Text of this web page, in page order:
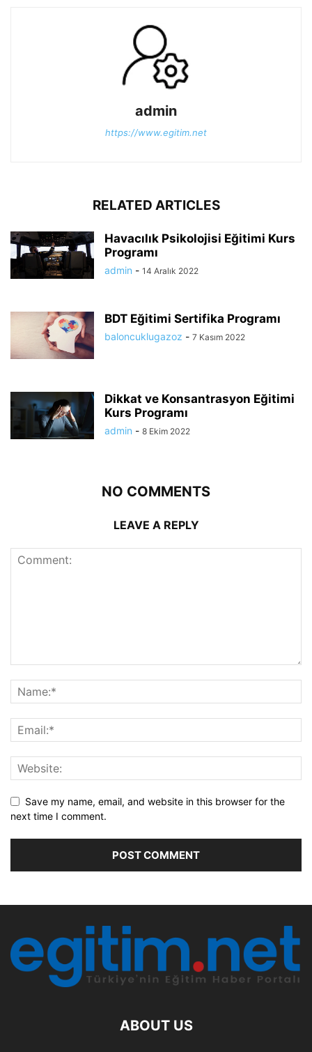
admin
https://www.egitim.net
RELATED ARTICLES
Havacılık Psikolojisi Eğitimi Kurs
Programı
admin - 14 Aralık 2022
BDT Eğitimi Sertifika Programı
baloncuklugazoz - 7 Kasım 2022
Dikkat ve Konsantrasyon Eğitimi
Kurs Programı
admin - 8 Ekim 2022
NO COMMENTS
LEAVE A REPLY
Save my name, email, and website in this browser for the
next time I comment.
ABOUT US